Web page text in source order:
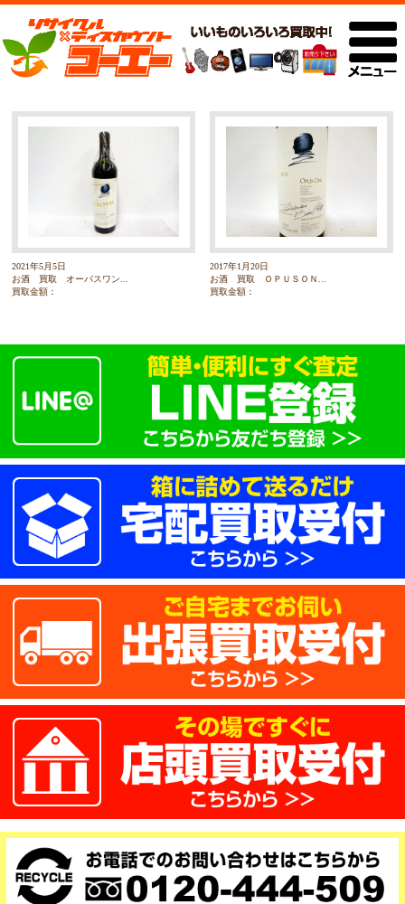
2021年5月5日
お酒 買取 オーパスワン...
買取金額：
2017年1月20日
お酒 買取 ＯＰＵＳＯＮ...
買取金額：